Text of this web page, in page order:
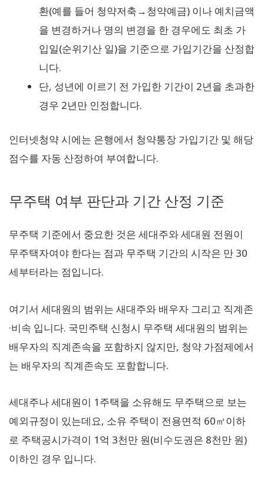
환(예를 들어 청약저축→청약예금) 이나 예치금액
을 변경하거나 명의 변경을 한 경우에도 최초 가
입일(순위기산 일)을 기준으로 가입기간을 산정합
니다.
단, 성년에 이르기 전 가입한 기간이 2년을 초과한
경우 2년만 인정합니다.
인터넷청약 시에는 은행에서 청약통장 가입기간 및 해당
점수를 자동 산정하여 부여합니다.
무주택 여부 판단과 기간 산정 기준
무주택 기준에서 중요한 것은 세대주와 세대원 전원이
무주택자여야 한다는 점과 무주택 기간의 시작은 만 30
세부터라는 점입니다.
여기서 세대원의 범위는 새대주와 배우자 그리고 직계존
·비속 입니다. 국민주택 신청시 무주택 세대원의 범위는
배우자의 직계존속을 포함하지 않지만, 청약 가점제에서
는 배우자의 직계존속도 포함합니다.
세대주나 세대원이 1주택을 소유해도 무주택으로 보는
예외규정이 있는데요, 소유 주택이 전용면적 60㎡이하
로 주택공시가격이 1억 3천만 원(비수도권은 8천만 원)
이하인 경우 입니다.